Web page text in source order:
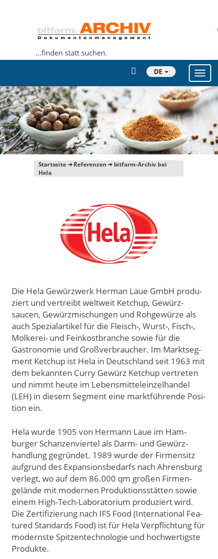
…finden statt suchen.
DE
Startseite➜Referenzen➜ bitfarm-Archiv bei
Hela
Die Hela Gewürz­werk Herman Laue GmbH produ­
ziert und ver­treibt welt­weit Ket­chup, Gewürz­
saucen, Gewürz­mischun­gen und Roh­gewür­ze als
auch Spezial­artikel für die Fleisch-, Wurst-, Fisch-,
Molkerei- und Fein­kost­branche sowie für die
Gastro­nomie und Groß­ver­braucher. Im Markt­seg­
ment Ketchup ist Hela in Deutsch­land seit 1963 mit
dem bekan­nten Curry Gewürz Ketchup ver­tre­ten
und nimmt heute im Lebens­mittel­einzel­handel
(LEH) in diesem Seg­ment eine markt­führende Posi­
tion ein.
Hela wurde 1905 von Hermann Laue im Ham­
burger Schan­zen­viertel als Darm- und Gewürz­
handlung gegrün­det. 1989 wurde der Fir­men­sitz
auf­grund des Expan­sions­be­darfs nach Ahrens­burg
ver­legt, wo auf dem 86.000 qm großen Firmen­
gelän­de mit modernen Produk­tions­stät­ten sowie
einem High-Tech-Labo­rato­rium produ­ziert wird.
Die Zerti­fizie­rung nach IFS Food (Inter­natio­nal Fea­
tured Stan­dards Food) ist für Hela Ver­pflich­tung für
modern­ste Spitzen­techno­logie und hoch­wertig­ste
Pro­dukte.